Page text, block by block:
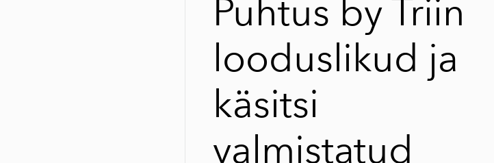
Puhtus by Triin
looduslikud ja
käsitsi
valmistatud